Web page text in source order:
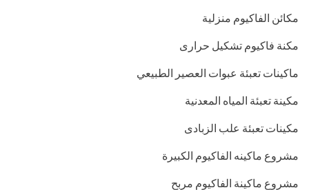
مكائن الفاكيوم منزلية
مكنة فاكيوم تشكيل حرارى
ماكينات تعبئة عبوات العصير الطبيعي
مكينة تعبئة المياه المعدنية
مكينات تعبئة علب الزبادى
مشروع ماكينه الفاكيوم الكبيرة
مشروع ماكينة الفاكيوم مربح